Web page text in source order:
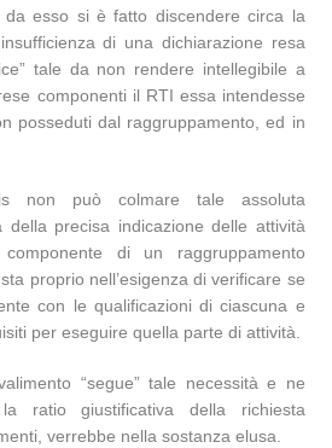
esso si è fatto discendere circa la
di una dichiarazione resa
tale da non rendere intellegibile a
componenti il RTI essa intendesse
posseduti dal raggruppamento, ed in
non può colmare tale assoluta
della precisa indicazione delle attività
di un raggruppamento
proprio nell’esigenza di verificare se
con le qualificazioni di ciascuna e
per eseguire quella parte di attività.
“segue” tale necessità e ne
ratio giustificativa della richiesta
verrebbe nella sostanza elusa.